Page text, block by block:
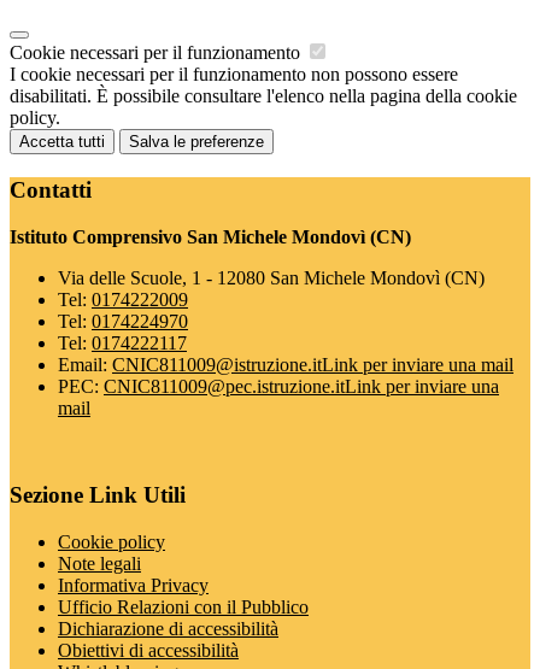
Cookie necessari per il funzionamento
I cookie necessari per il funzionamento non possono essere
disabilitati. È possibile consultare l'elenco nella pagina della cookie
policy.
Accetta tutti Salva le preferenze
Contatti
Istituto Comprensivo San Michele Mondovì (CN)
Via delle Scuole, 1 - 12080 San Michele Mondovì (CN)
Tel: 0174222009
Tel: 0174224970
Tel: 0174222117
Email: CNIC811009@istruzione.itLink per inviare una mail
PEC: CNIC811009@pec.istruzione.itLink per inviare una
mail
Sezione Link Utili
Cookie policy
Note legali
Informativa Privacy
Ufficio Relazioni con il Pubblico
Dichiarazione di accessibilità
Obiettivi di accessibilità